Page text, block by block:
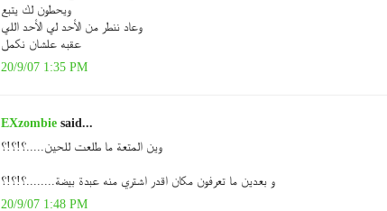
ويحطون لك يتبع
وعاد ننطر من الأحد لي الأحد اللي
عقبه علشان نكمل
20/9/07 1:35 PM
EXzombie said...
وين المتعة ما طلعت للحين.....؟!؟!؟
و بعدين ما تعرفون مكان اقدر اشتري منه عبدة بيضة........؟!؟!؟
20/9/07 1:48 PM